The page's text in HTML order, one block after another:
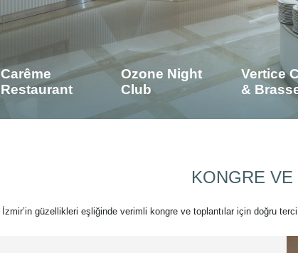
Carême
Restaurant
Ozone Night
Club
Vertice
&
KONGRE
İzmir’in güzellikleri eşliğinde verimli kongre ve toplantılar için doğru